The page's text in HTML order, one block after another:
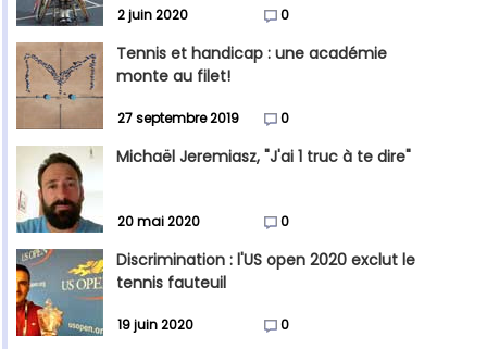
2 juin 2020 0
Tennis et handicap : une académie
monte au filet!
27 septembre 2019 0
Michaël Jeremiasz, "J'ai 1 truc à te dire"
20 mai 2020 0
Discrimination : l'US open 2020 exclut le
tennis fauteuil
19 juin 2020 0